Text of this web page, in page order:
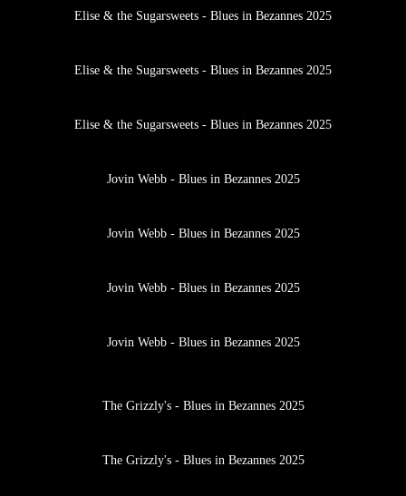
Elise & the Sugarsweets - Blues in Bezannes 2025
Elise & the Sugarsweets - Blues in Bezannes 2025
Elise & the Sugarsweets - Blues in Bezannes 2025
Jovin Webb - Blues in Bezannes 2025
Jovin Webb - Blues in Bezannes 2025
Jovin Webb - Blues in Bezannes 2025
Jovin Webb - Blues in Bezannes 2025
The Grizzly's - Blues in Bezannes 2025
The Grizzly's - Blues in Bezannes 2025